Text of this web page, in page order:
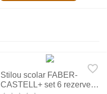
Stilou scolar FABER-
CASTELL+ set 6 rezerve,